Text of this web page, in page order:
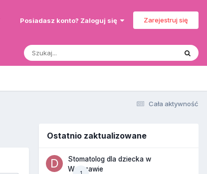
Posiadasz konto? Zaloguj się Zarejestruj się
Cała aktywność
Ostatnio zaktualizowane
Stomatolog dla dziecka w
Warszawie